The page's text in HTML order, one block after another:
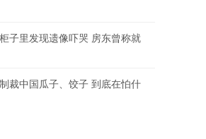
子里发现遗像吓哭 房东曾称就
裁中国瓜子、饺子 到底在怕什